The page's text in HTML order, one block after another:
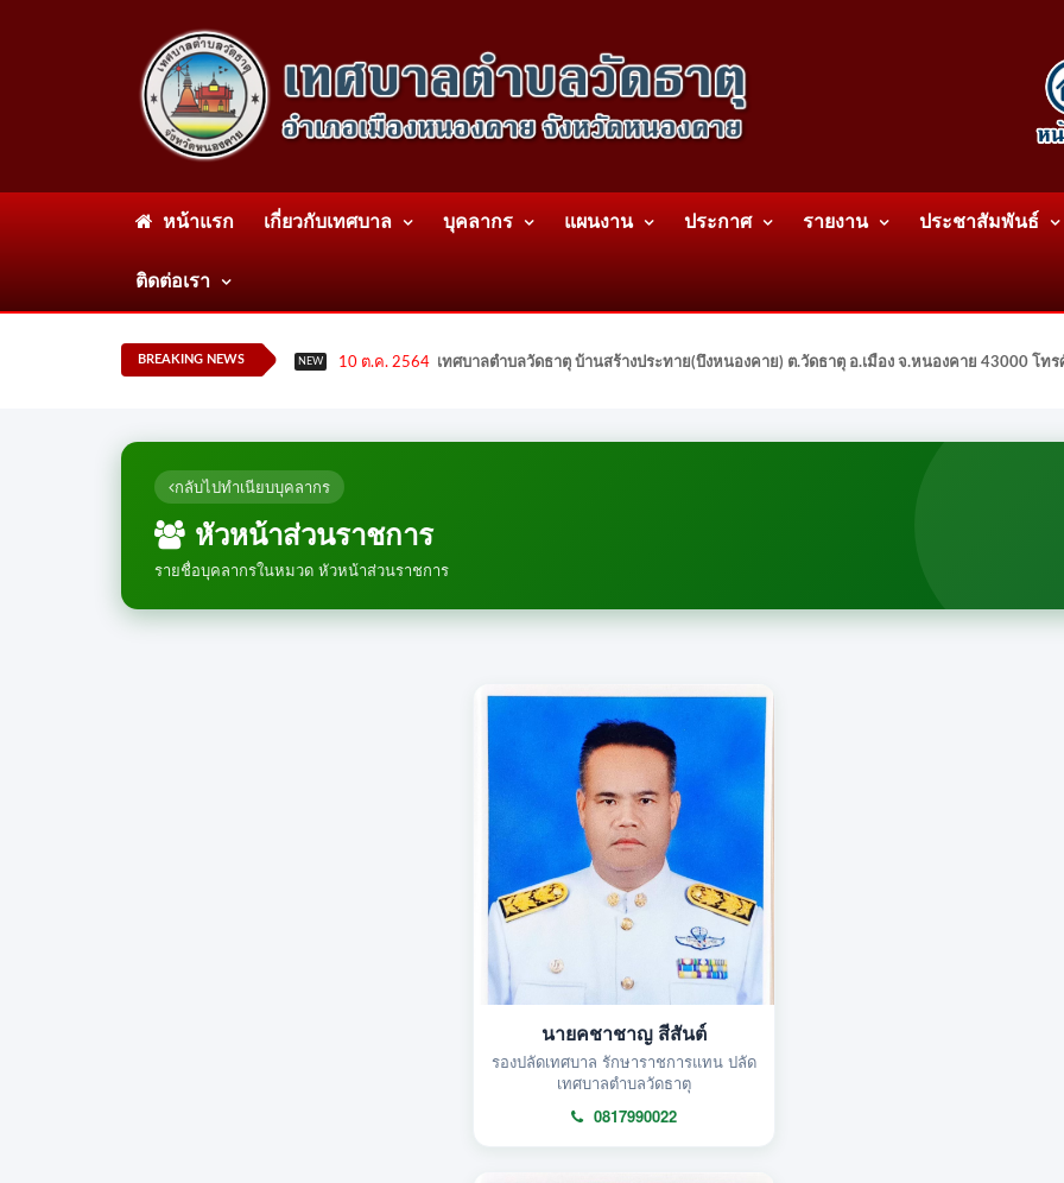
หน้าแรก เกี่ยวกับเทศบาล บุคลากร แผนงาน ประกาศ รายงาน ประชาสัมพันธ์
ติดต่อเรา
BREAKING NEWS NEW 10 ต.ค. 2564 เทศบาลตำบลวัดธาตุ บ้านสร้างประทาย(บึงหนองคาย) ต.วัดธาตุ อ.เมือง จ.หนองคาย 43000 โ
กลับไปทำเนียบบุคลากร
หัวหน้าส่วนราชการ
รายชื่อบุคลากรในหมวด หัวหน้าส่วนราชการ
นายคชาชาญ สีสันต์
รองปลัดเทศบาล รักษาราชการแทน ปลัด
เทศบาลตำบลวัดธาตุ
0817990022